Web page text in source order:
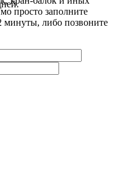
просто заполните
минуты, либо позвоните